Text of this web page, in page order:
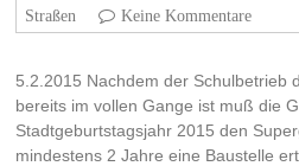
Straßen
Keine Kommentare
5.2.2015 Nachdem der Schulbetrieb
bereits im vollen Gange ist muß die
Stadtgeburtstagsjahr 2015 den
mindestens 2 Jahre eine Baustelle